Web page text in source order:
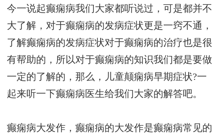
今一说起癫痫病我们大家都听说过，可是都并不
大了解，对于癫痫病的发病症状更是一窍不通，
了解癫痫病的发病症状对于癫痫病的治疗也是很
有帮助的，所以对于癫痫病的知识我们都是要做
一定的了解的，那么，儿童颠痫病早期症状?一
起来听一下癫痫病医生给我们大家的解答吧。
癫痫病大发作，癫痫病的大发作是癫痫病常见的